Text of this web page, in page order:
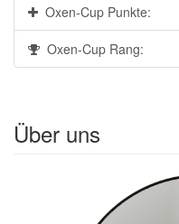
Oxen-Cup Punkte:
Oxen-Cup Rang:
Über uns